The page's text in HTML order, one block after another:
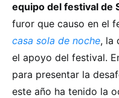
equipo del festival de
furor que causo en el
casa sola de noche, la
el apoyo del festival.
para presentar la
este año ha tenido la